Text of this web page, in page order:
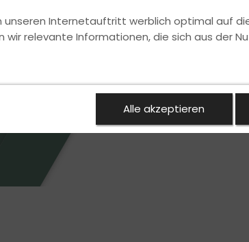
unseren Internetauftritt werblich optimal auf
wir relevante Informationen, die sich aus der
Alle akzeptieren